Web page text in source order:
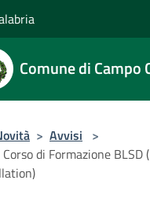
Comune di Campo
> Avvisi >
di Formazione BLSD